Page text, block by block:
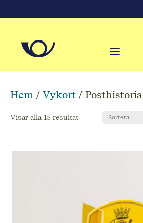
Hem / Vykort / Posthistoria
Visar alla 15 resultat